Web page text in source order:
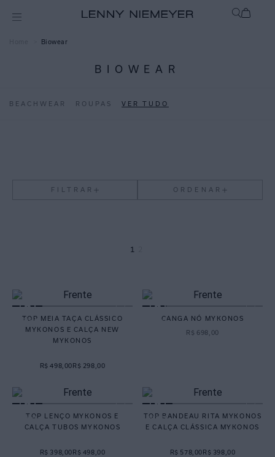
Biowear
BIOWEAR
BEACHWEAR ROUPAS VER TUDO
FILTRAR ORDENAR
1
TOP MEIA TAÇA CLÁSSICO
MYKONOS E CALÇA NEW
MYKONOS
R$ 498,00R$ 298,00
CANGA NÓ MYKONOS
R$ 698 00
TOP LENÇO MYKONOS E
CALÇA TUBOS MYKONOS
R$ 398,00R$ 498,00
TOP BANDEAU RITA MYKONOS
E CALÇA CLÁSSICA MYKONOS
R$ 578,00R$ 398,00